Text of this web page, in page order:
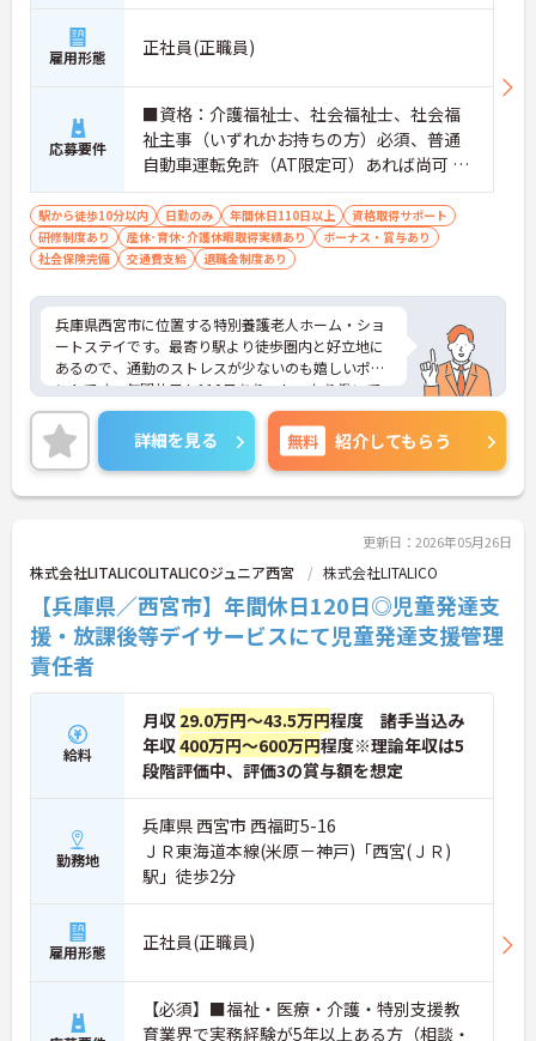
雇用形態 正社員(正職員)
応募要件
■資格：介護福祉士、社会福祉士、社会福
祉主事（いずれかお持ちの方）必須、普通
自動車運転免許（AT限定可）あれば尚可 ■
経験：業務経験必須
駅から徒歩10分以内 日勤のみ 年間休日110日以上
資格取得サポート
研修制度あり
産休･育休･介護休暇取得実績あり
ボーナス・賞与あり
社会保険完備
交通費支給 退職金制度あり
兵庫県西宮市に位置する特別養護老人ホーム・ショ
ートステイです。最寄り駅より徒歩圏内と好立地に
あるので、通勤のストレスが少ないのも嬉しいポイ
ントです。年間休日も110日あり、しっかり働いて
しっかり休める、社員にとって理想の働き方を実現
できます。ご興味をお持ちの方はお気軽にお問い合
わせください。
詳細を見る 無料 紹介してもらう
更新日：2026年05月26日
株式会社LITALICOLITALICOジュニア西宮 株式会社LITALICO
【兵庫県／西宮市】年間休日120日◎児童発達支
援・放課後等デイサービスにて児童発達支援管理
責任者
給料
月収 29.0万円～43.5万円程度 諸手当込み
年収400万円～600万円程度※理論年収は5
段階評価中、評価3の賞与額を想定
勤務地
兵庫県 西宮市 西福町5-16
ＪＲ東海道本線(米原－神戸)「西宮(ＪＲ)
駅」徒歩2分
雇用形態 正社員(正職員)
【必須】■福祉・医療・介護・特別支援教
育業界で実務経験が5年以上ある方（相談・